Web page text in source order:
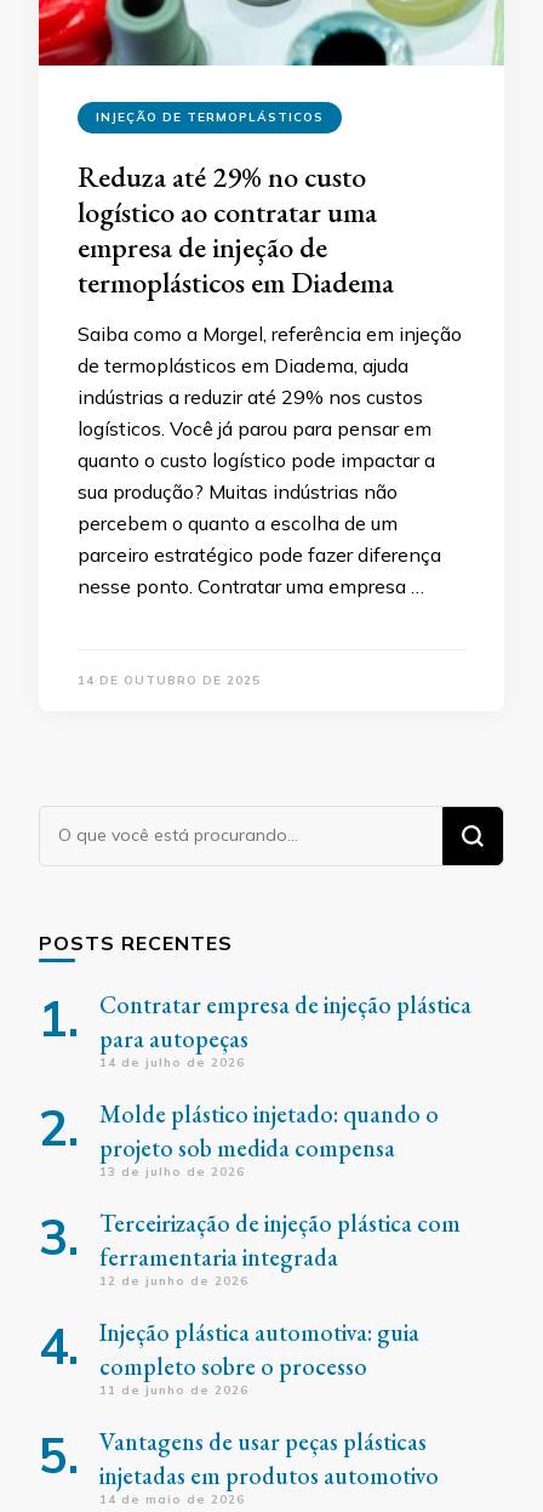
INJEÇÃO DE TERMOPLÁSTICOS
Reduza até 29% no custo
logístico ao contratar uma
empresa de injeção de
termoplásticos em Diadema
Saiba como a Morgel, referência em injeção
de termoplásticos em Diadema, ajuda
indústrias a reduzir até 29% nos custos
logísticos. Você já parou para pensar em
quanto o custo logístico pode impactar a
sua produção? Muitas indústrias não
percebem o quanto a escolha de um
parceiro estratégico pode fazer diferença
nesse ponto. Contratar uma empresa …
14 DE OUTUBRO DE 2025
Procurando
algo?
POSTS RECENTES
Contratar empresa de injeção plástica
para autopeças
14 de julho de 2026
Molde plástico injetado: quando o
projeto sob medida compensa
13 de julho de 2026
Terceirização de injeção plástica com
ferramentaria integrada
12 de junho de 2026
Injeção plástica automotiva: guia
completo sobre o processo
11 de junho de 2026
Vantagens de usar peças plásticas
injetadas em produtos automotivo
14 de maio de 2026